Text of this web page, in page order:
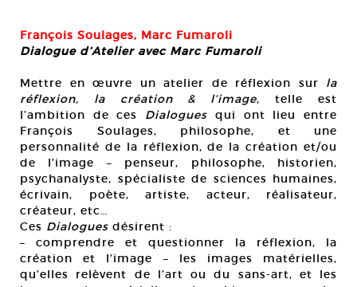
François Soulages, Marc Fumaroli
Dialogue d’Atelier avec Marc Fumaroli
Mettre en œuvre un atelier de réflexion sur la
réflexion, la création & l’image, telle est
l’ambition de ces Dialogues qui ont lieu entre
François Soulages, philosophe, et une
personnalité de la réflexion, de la création et/ou
de l’image – penseur, philosophe, historien,
psychanalyste, spécialiste de sciences humaines,
écrivain, poète, artiste, acteur, réalisateur,
créateur, etc…
Ces Dialogues désirent :
– comprendre et questionner la réflexion, la
création et l’image – les images matérielles,
qu’elles relèvent de l’art ou du sans-art, et les